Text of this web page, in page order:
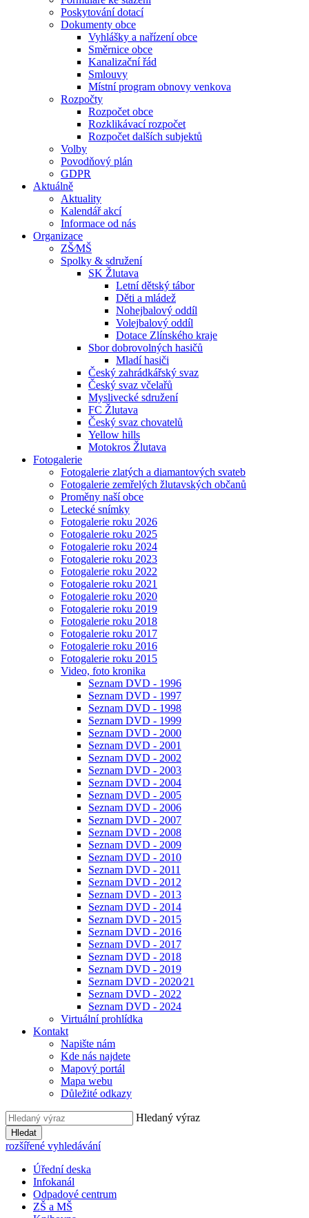
Poskytování dotací
Dokumenty obce
Vyhlášky a nařízení obce
Směrnice obce
Kanalizační řád
Smlouvy
Místní program obnovy venkova
Rozpočty
Rozpočet obce
Rozklikávací rozpočet
Rozpočet dalších subjektů
Volby
Povodňový plán
GDPR
Aktuálně
Aktuality
Kalendář akcí
Informace od nás
Organizace
ZŠ⁄MŠ
Spolky & sdružení
SK Žlutava
Letní dětský tábor
Děti a mládež
Nohejbalový oddíl
Volejbalový oddíl
Dotace Zlínského kraje
Sbor dobrovolných hasičů
Mladí hasiči
Český zahrádkářský svaz
Český svaz včelařů
Myslivecké sdružení
FC Žlutava
Český svaz chovatelů
Yellow hills
Motokros Žlutava
Fotogalerie
Fotogalerie zlatých a diamantových svateb
Fotogalerie zemřelých žlutavských občanů
Proměny naší obce
Letecké snímky
Fotogalerie roku 2026
Fotogalerie roku 2025
Fotogalerie roku 2024
Fotogalerie roku 2023
Fotogalerie roku 2022
Fotogalerie roku 2021
Fotogalerie roku 2020
Fotogalerie roku 2019
Fotogalerie roku 2018
Fotogalerie roku 2017
Fotogalerie roku 2016
Fotogalerie roku 2015
Video, foto kronika
Seznam DVD - 1996
Seznam DVD - 1997
Seznam DVD - 1998
Seznam DVD - 1999
Seznam DVD - 2000
Seznam DVD - 2001
Seznam DVD - 2002
Seznam DVD - 2003
Seznam DVD - 2004
Seznam DVD - 2005
Seznam DVD - 2006
Seznam DVD - 2007
Seznam DVD - 2008
Seznam DVD - 2009
Seznam DVD - 2010
Seznam DVD - 2011
Seznam DVD - 2012
Seznam DVD - 2013
Seznam DVD - 2014
Seznam DVD - 2015
Seznam DVD - 2016
Seznam DVD - 2017
Seznam DVD - 2018
Seznam DVD - 2019
Seznam DVD - 2020⁄21
Seznam DVD - 2022
Seznam DVD - 2024
Virtuální prohlídka
Kontakt
Napište nám
Kde nás najdete
Mapový portál
Mapa webu
Důležité odkazy
Hledaný výraz
Hledat
rozšířené vyhledávání
Úřední deska
Infokanál
Odpadové centrum
ZŠ a MŠ